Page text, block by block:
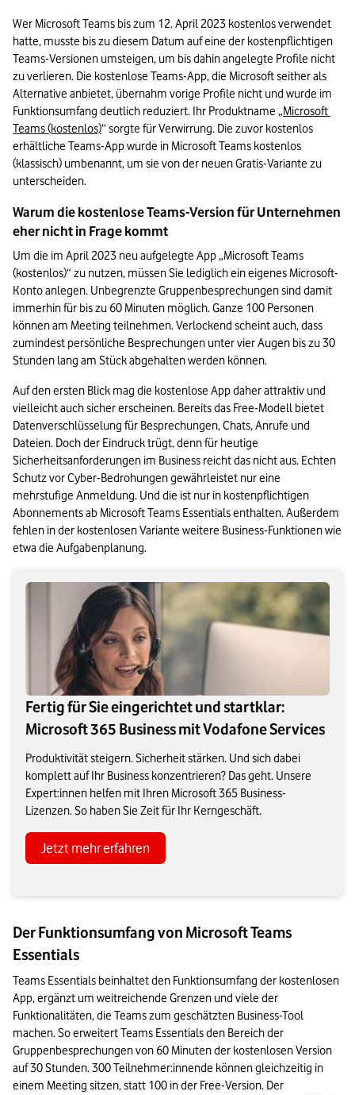
Wer Microsoft Teams bis zum 12. April 2023 kostenlos verwendet
hatte, musste bis zu diesem Datum auf eine der kostenpflichtigen
Teams-Versionen umsteigen, um bis dahin angelegte Profile nicht
zu verlieren. Die kostenlose Teams-App, die Microsoft seither als
Alternative anbietet, übernahm vorige Profile nicht und wurde im
Funktionsumfang deutlich reduziert. Ihr Produktname „Microsoft
Teams (kostenlos)“ sorgte für Verwirrung. Die zuvor kostenlos
erhältliche Teams-App wurde in Microsoft Teams kostenlos
(klassisch) umbenannt, um sie von der neuen Gratis-Variante zu
unterscheiden.
Warum die kostenlose Teams-Version für Unternehmen
eher nicht in Frage kommt
Um die im April 2023 neu aufgelegte App „Microsoft Teams
(kostenlos)“ zu nutzen, müssen Sie lediglich ein eigenes Microsoft-
Konto anlegen. Unbegrenzte Gruppenbesprechungen sind damit
immerhin für bis zu 60 Minuten möglich. Ganze 100 Personen
können am Meeting teilnehmen. Verlockend scheint auch, dass
zumindest persönliche Besprechungen unter vier Augen bis zu 30
Stunden lang am Stück abgehalten werden können.
Auf den ersten Blick mag die kostenlose App daher attraktiv und
vielleicht auch sicher erscheinen. Bereits das Free-Modell bietet
Datenverschlüsselung für Besprechungen, Chats, Anrufe und
Dateien. Doch der Eindruck trügt, denn für heutige
Sicherheitsanforderungen im Business reicht das nicht aus. Echten
Schutz vor Cyber-Bedrohungen gewährleistet nur eine
mehrstufige Anmeldung. Und die ist nur in kostenpflichtigen
Abonnements ab Microsoft Teams Essentials enthalten. Außerdem
fehlen in der kostenlosen Variante weitere Business-Funktionen wie
etwa die Aufgabenplanung.
Fertig für Sie eingerichtet und startklar:
Microsoft 365 Business mit Vodafone Services
Produktivität steigern. Sicherheit stärken. Und sich dabei
komplett auf Ihr Business konzentrieren? Das geht. Unsere
Expert:innen helfen mit Ihren Microsoft 365 Business-
Lizenzen. So haben Sie Zeit für Ihr Kerngeschäft.
Jetzt mehr erfahren
Der Funktionsumfang von Microsoft Teams
Essentials
Teams Essentials beinhaltet den Funktionsumfang der kostenlosen
App, ergänzt um weitreichende Grenzen und viele der
Funktionalitäten, die Teams zum geschätzten Business-Tool
machen. So erweitert Teams Essentials den Bereich der
Gruppenbesprechungen von 60 Minuten der kostenlosen Version
auf 30 Stunden. 300 Teilnehmer:innende können gleichzeitig in
einem Meeting sitzen, statt 100 in der Free-Version. Der